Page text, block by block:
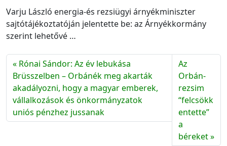
Varju László energia-és rezsiügyi árnyékminiszter
sajtótájékoztatóján jelentette be: az Árnyékkormány
szerint lehetővé …
Rónai Sándor: Az év lebukása
Brüsszelben – Orbánék meg akarták
akadályozni, hogy a magyar emberek,
vállalkozások és önkormányzatok
uniós pénzhez jussanak
Az
Orbán-
rezsim
“felcsökk
entette”
a
béreket